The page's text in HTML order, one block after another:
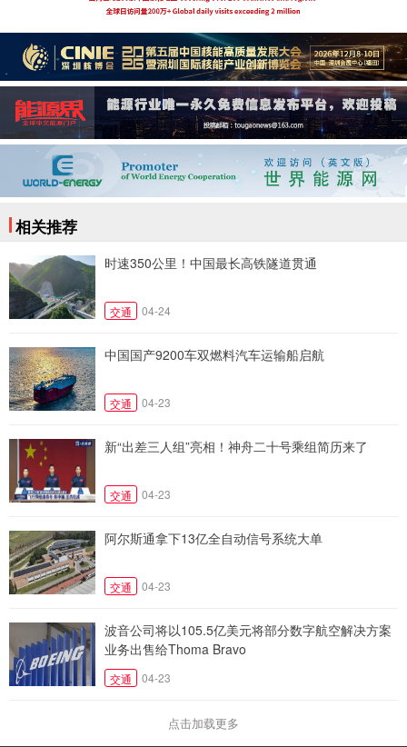
相关推荐
时速350公里！中国最长高铁隧道贯通
交通 04-24
中国国产9200车双燃料汽车运输船启航
交通 04-23
新“出差三人组”亮相！神舟二十号乘组简历来了
交通 04-23
阿尔斯通拿下13亿全自动信号系统大单
交通 04-23
波音公司将以105.5亿美元将部分数字航空解决方案
业务出售给Thoma Bravo
交通 04-23
点击加载更多